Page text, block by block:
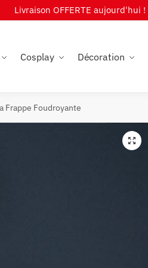
Livraison OFFERTE aujourd'hui !
Cosplay Décoration
Frappe Foudroyante
🔍